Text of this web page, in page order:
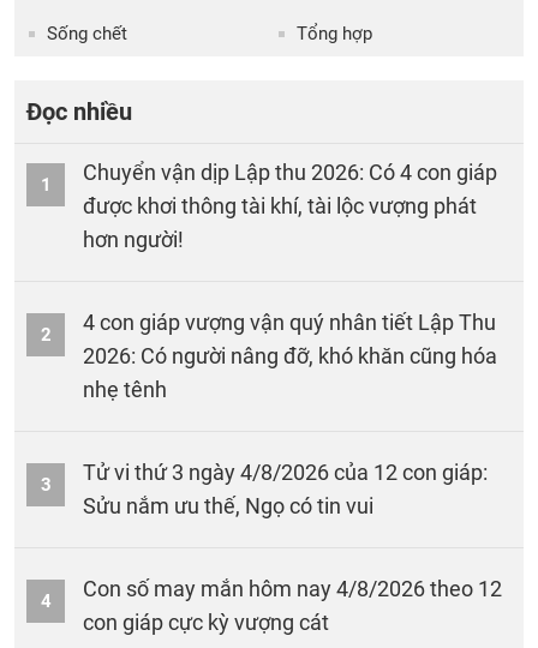
Sống chết Tổng hợp
Đọc nhiều
1
Chuyển vận dịp Lập thu 2026: Có 4 con giáp
được khơi thông tài khí, tài lộc vượng phát
hơn người!
2
4 con giáp vượng vận quý nhân tiết Lập Thu
2026: Có người nâng đỡ, khó khăn cũng hóa
nhẹ tênh
3
Tử vi thứ 3 ngày 4/8/2026 của 12 con giáp:
Sửu nắm ưu thế, Ngọ có tin vui
4
Con số may mắn hôm nay 4/8/2026 theo 12
con giáp cực kỳ vượng cát